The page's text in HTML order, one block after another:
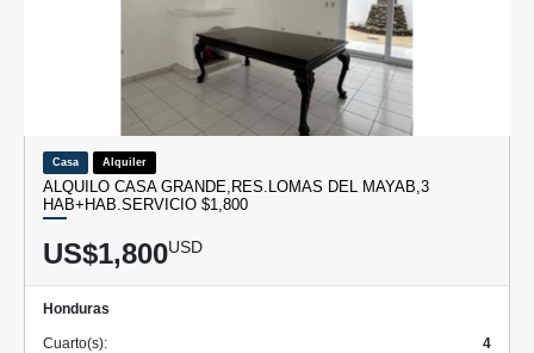
Casa Alquiler
ALQUILO CASA GRANDE,RES.LOMAS DEL MAYAB,3
HAB+HAB.SERVICIO $1,800
US$1,800USD
Honduras
Cuarto(s):
4